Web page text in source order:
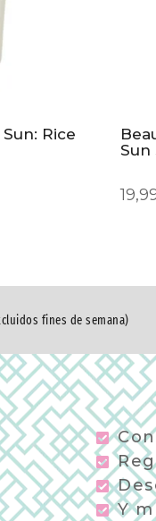
Rice
Sun
fines de semana)
Y